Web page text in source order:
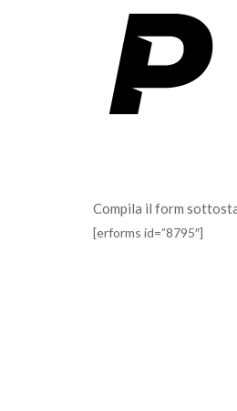
Compila il form
[erforms id=”8795″]